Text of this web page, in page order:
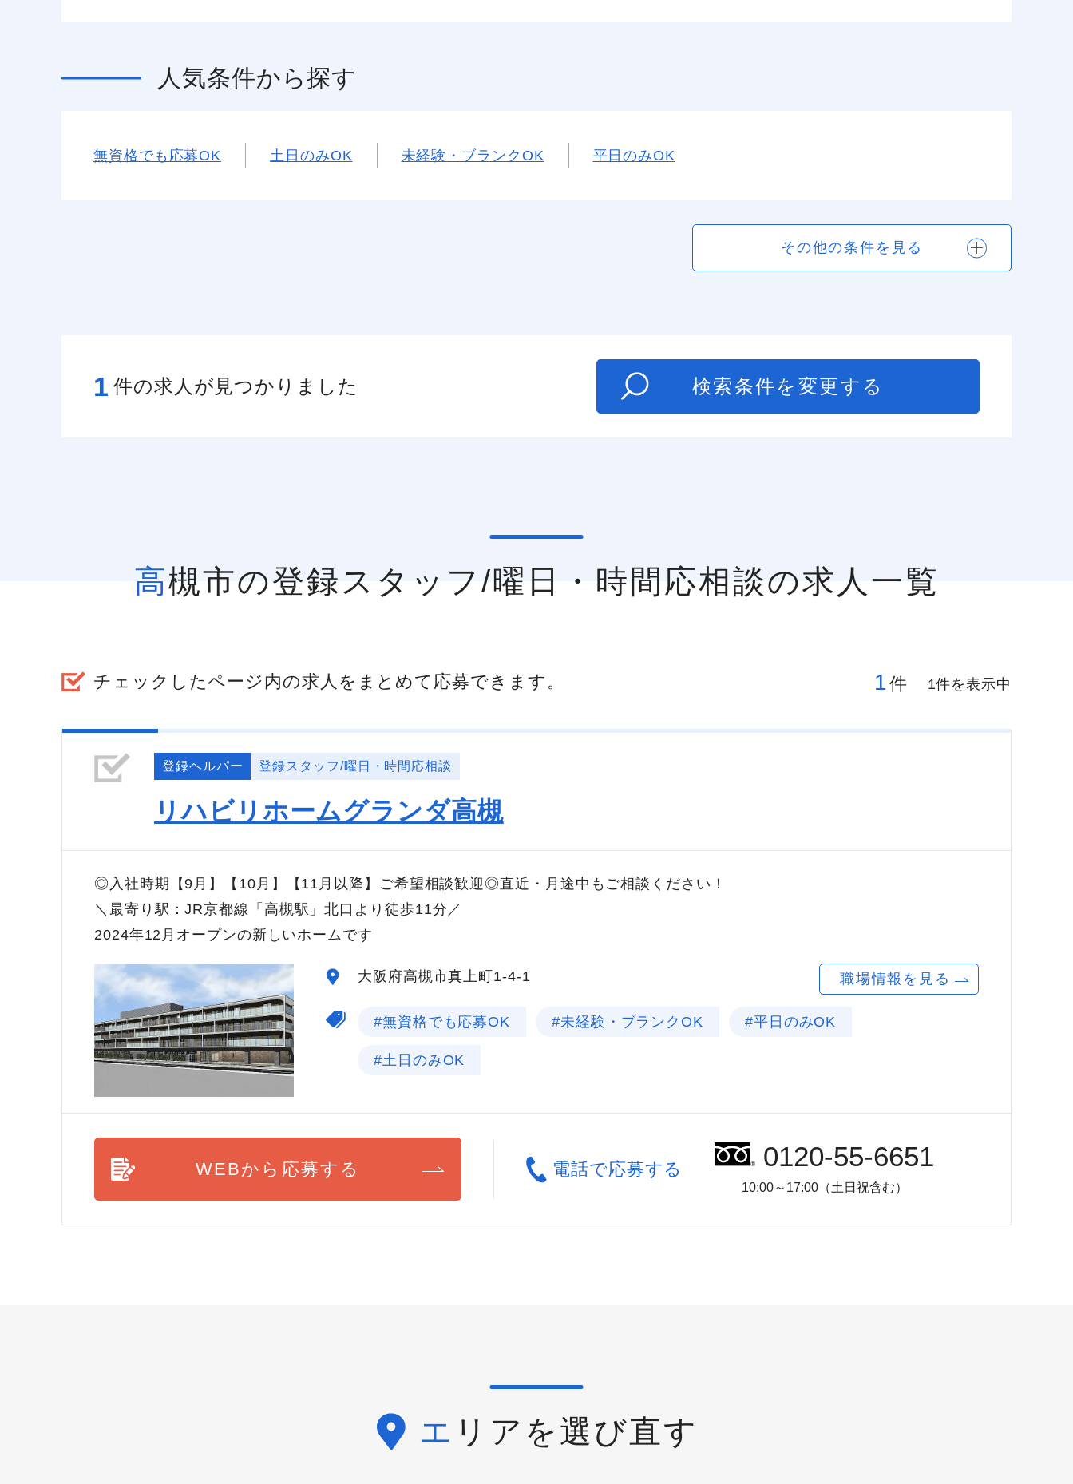
人気条件から探す
無資格でも応募OK 土日のみOK 未経験・ブランクOK 平日のみOK
その他の条件を見る
1 件の求人が見つかりました 検索条件を変更する
高槻市の登録スタッフ/曜日・時間応相談の求人一覧
チェックしたページ内の求人をまとめて応募できます。 1件 1件を表示中
登録ヘルパー 登録スタッフ/曜日・時間応相談
リハビリホームグランダ高槻
◎入社時期【9月】【10月】【11月以降】ご希望相談歓迎◎直近・月途中もご相談ください！
＼最寄り駅：JR京都線「高槻駅」北口より徒歩11分／
2024年12月オープンの新しいホームです
大阪府高槻市真上町1-4-1 職場情報を見る
#無資格でも応募OK #未経験・ブランクOK #平日のみOK
#土日のみOK
WEBから応募する 電話で応募する 0120-55-6651
10:00～17:00（土日祝含む）
エリアを選び直す